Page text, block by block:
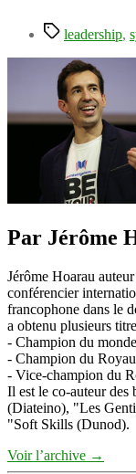
Étiquettes
leadership,
Par Jérôme
Jérôme Hoarau
conférencier
francophone dans le
a obtenu plusieurs
- Champion du
- Champion du
- Vice-champion du
Il est le co-auteur
(Diateino), "Les
"Soft Skills (Dunod).
Voir l’archive →